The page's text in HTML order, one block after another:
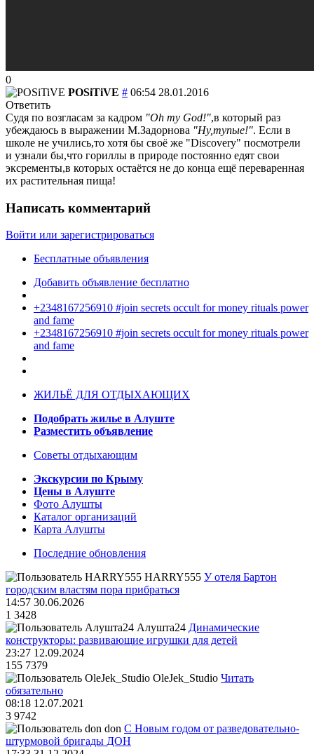
0
POSiTiVE # 06:54 28.01.2016
Ответить
Судя по возгласам за кадром "Oh my God!",в который раз
убеждаюсь в выражении М.Задорнова "Ну,тупые!". Если в
школе не учились,то хотя бы своё же "Discovery" посмотрели
и узнали бы,что гориллы в природе постоянно едят свои
эксременты,в которых остаётся не до конца ещё переваренная
их растительная пища!
Написать комментарий
Войти или зарегистрироваться
Бесплатные объявления
Добавить объявление бесплатно
+2348167256910 #join secrets occult for money rituals power
and fame
+2348167256910 #join secrets occult for money rituals power
and fame
ЖИЛЬЁ ДЛЯ ОТДЫХАЮЩИХ
Подобрать жилье в Алуште
Разместить объявление
Советы отдыхающим
Экскурсии по Крыму
Цены в Алуште
Фото Алушты
Каталог организаций
Карта Алушты
Последние обновления
HARRY555 У отеля Бартон
городским властям пора прибраться
14:57 30.06.2026
1 3428
Алушта24 Динамические
конструкторы: развивающие игрушки для детей
23:27 12.09.2024
155 7379
OleJek_Studio Читать
обязательно
08:18 12.07.2021
3 9742
don С Новым годом от разведовательно-
штурмовой бригады ДОН